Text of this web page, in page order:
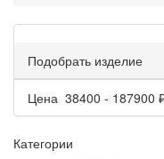
Подобрать изделие
Цена 38400 - 187900
Категории